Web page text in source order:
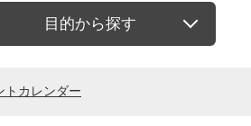
目的から探す
トカレンダー